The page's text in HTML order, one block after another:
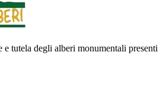
e tutela degli alberi monumentali presenti